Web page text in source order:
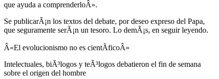
que ayuda a comprenderloÂ».
Se publicarÃ¡n los textos del debate, por deseo expreso del Papa,
que seguramente serÃ¡n un tesoro. Lo demÃ¡s, en seguir leyendo.
Â«El evolucionismo no es cientÃ­ficoÂ»
Intelectuales, biÃ³logos y teÃ³logos debatieron el fin de semana
sobre el origen del hombre